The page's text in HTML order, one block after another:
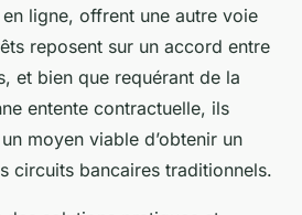
ligne, offrent une autre voie
reposent sur un accord entre
et bien que requérant de la
entente contractuelle, ils
moyen viable d’obtenir un
circuits bancaires traditionnels.